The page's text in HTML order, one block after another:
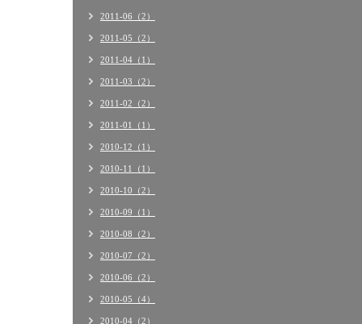
2011-06（2）
2011-05（2）
2011-04（1）
2011-03（2）
2011-02（2）
2011-01（1）
2010-12（1）
2010-11（1）
2010-10（2）
2010-09（1）
2010-08（2）
2010-07（2）
2010-06（2）
2010-05（4）
2010-04（2）